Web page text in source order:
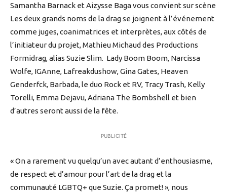
Samantha Barnack et Aizysse Baga vous convient sur scène
Les deux grands noms de la drag se joignent à l’événement
comme juges, coanimatrices et interprètes, aux côtés de
l’initiateur du projet, Mathieu Michaud des Productions
Formidrag, alias Suzie Slim. Lady Boom Boom, Narcissa
Wolfe, IGAnne, Lafreakdushow, Gina Gates, Heaven
Genderfck, Barbada, le duo Rock et RV, Tracy Trash, Kelly
Torelli, Emma Dejavu, Adriana The Bombshell et bien
d’autres seront aussi de la fête.
PUBLICITÉ
« On a rarement vu quelqu’un avec autant d’enthousiasme,
de respect et d’amour pour l’art de la drag et la
communauté LGBTQ+ que Suzie. Ça promet! », nous